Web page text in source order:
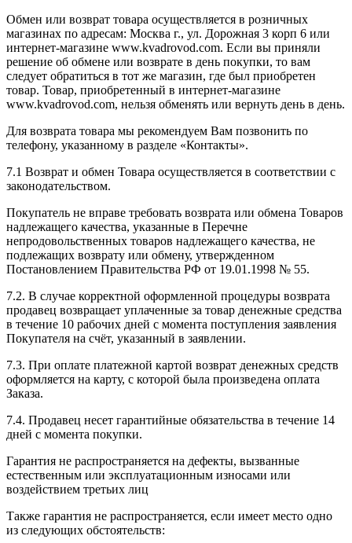
Обмен или возврат товара осуществляется в розничных
магазинах по адресам: Москва г., ул. Дорожная 3 корп 6 или
интернет-магазине www.kvadrovod.com. Если вы приняли
решение об обмене или возврате в день покупки, то вам
следует обратиться в тот же магазин, где был приобретен
товар. Товар, приобретенный в интернет-магазине
www.kvadrovod.com, нельзя обменять или вернуть день в день.
Для возврата товара мы рекомендуем Вам позвонить по
телефону, указанному в разделе «Контакты».
7.1 Возврат и обмен Товара осуществляется в соответствии с
законодательством.
Покупатель не вправе требовать возврата или обмена Товаров
надлежащего качества, указанные в Перечне
непродовольственных товаров надлежащего качества, не
подлежащих возврату или обмену, утвержденном
Постановлением Правительства РФ от 19.01.1998 № 55.
7.2. В случае корректной оформленной процедуры возврата
продавец возвращает уплаченные за товар денежные средства
в течение 10 рабочих дней с момента поступления заявления
Покупателя на счёт, указанный в заявлении.
7.3. При оплате платежной картой возврат денежных средств
оформляется на карту, с которой была произведена оплата
Заказа.
7.4. Продавец несет гарантийные обязательства в течение 14
дней с момента покупки.
Гарантия не распространяется на дефекты, вызванные
естественным или эксплуатационным износами или
воздействием третьих лиц
Также гарантия не распространяется, если имеет место одно
из следующих обстоятельств: